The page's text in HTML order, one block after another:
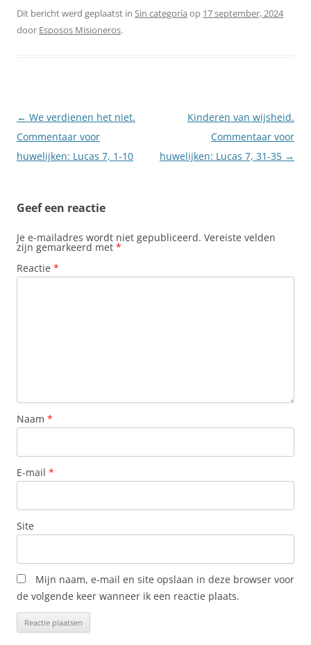
Dit bericht werd geplaatst in Sin categoría op 17 september, 2024
door Esposos Misioneros.
Berichtnavigatie
← We verdienen het niet.
Commentaar voor
huwelijken: Lucas 7, 1-10
Kinderen van wijsheid.
Commentaar voor
huwelijken: Lucas 7, 31-35 →
Geef een reactie
Je e-mailadres wordt niet gepubliceerd. Vereiste velden
zijn gemarkeerd met *
Reactie *
Naam *
E-mail *
Site
Mijn naam, e-mail en site opslaan in deze browser voor
de volgende keer wanneer ik een reactie plaats.